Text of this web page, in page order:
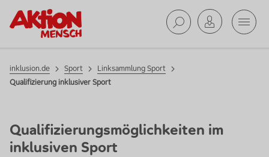
Sport
inklusion.de Sport
Linksammlung Sport
Qualifizierung inklusiver Sport
Qualifizierungsmöglichkeiten im
inklusiven Sport